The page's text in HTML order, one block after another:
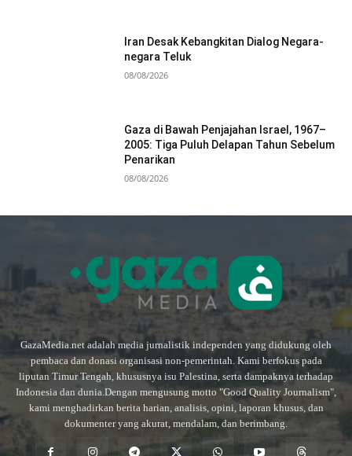
Iran Desak Kebangkitan Dialog Negara-
negara Teluk
08/08/2026
Gaza di Bawah Penjajahan Israel, 1967–
2005: Tiga Puluh Delapan Tahun Sebelum
Penarikan
08/08/2026
GazaMedia.net adalah media jurnalistik independen yang didukung oleh
pembaca dan donasi organisasi non-pemerintah. Kami berfokus pada
liputan Timur Tengah, khususnya isu Palestina, serta dampaknya terhadap
Indonesia dan dunia.Dengan mengusung motto "Good Quality Journalism",
kami menghadirkan berita harian, analisis, opini, laporan khusus, dan
dokumenter yang akurat, mendalam, dan berimbang.